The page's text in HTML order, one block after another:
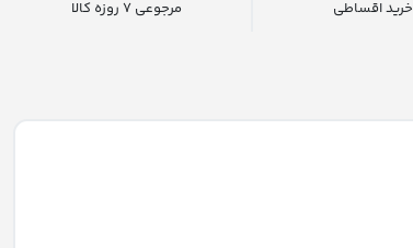
خرید اقساطی مرجوعی 7 روزه کالا